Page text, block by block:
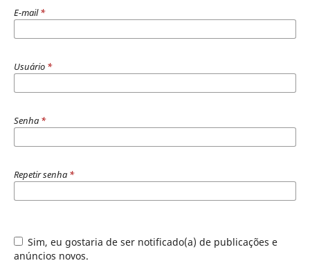
E-mail*
Usuário *
Senha *
Repetir senha *
Sim, eu gostaria de ser notificado(a) de publicações e
anúncios novos.